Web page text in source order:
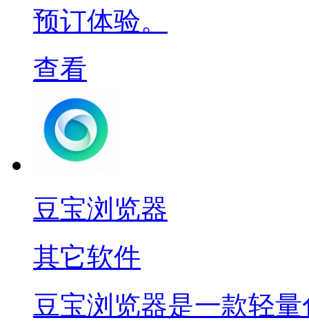
预订体验。
查看
豆宝浏览器
其它软件
豆宝浏览器是一款轻